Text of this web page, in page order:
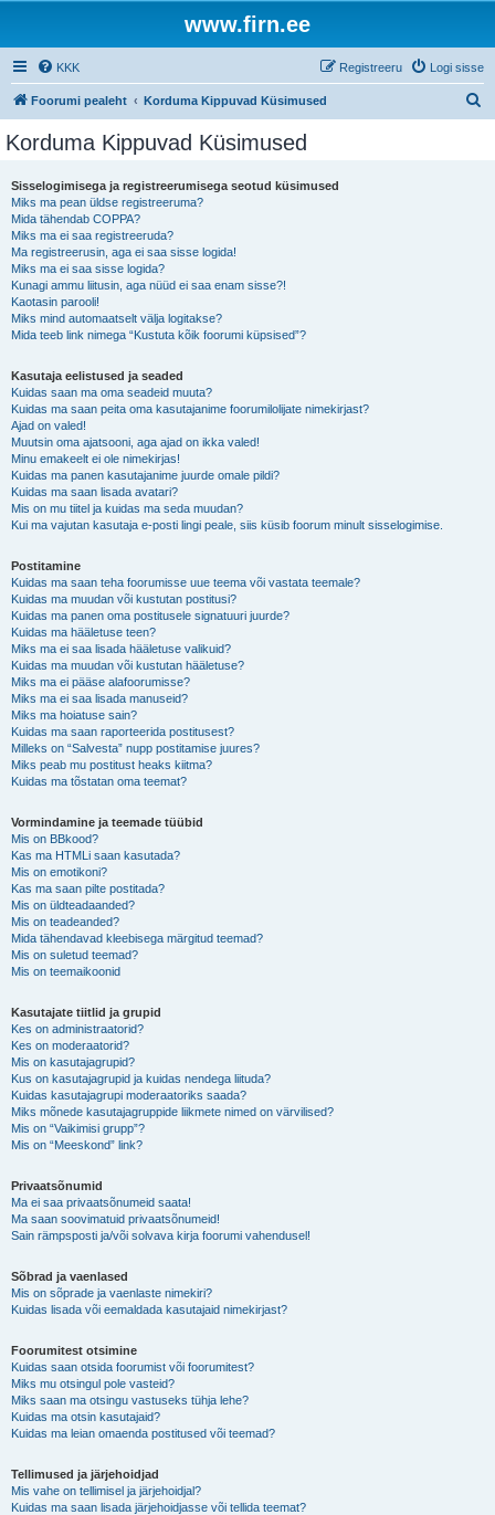
www.firn.ee
KKK Logi sisse
Registreeru
Foorumi pealeht Korduma Kippuvad Küsimused
Korduma Kippuvad Küsimused
Sisselogimisega ja registreerumisega seotud küsimused
Miks ma pean üldse registreeruma?
Mida tähendab COPPA?
Miks ma ei saa registreeruda?
Ma registreerusin, aga ei saa sisse logida!
Miks ma ei saa sisse logida?
Kunagi ammu liitusin, aga nüüd ei saa enam sisse?!
Kaotasin parooli!
Miks mind automaatselt välja logitakse?
Mida teeb link nimega “Kustuta kõik foorumi küpsised”?
Kasutaja eelistused ja seaded
Kuidas saan ma oma seadeid muuta?
Kuidas ma saan peita oma kasutajanime foorumilolijate nimekirjast?
Ajad on valed!
Muutsin oma ajatsooni, aga ajad on ikka valed!
Minu emakeelt ei ole nimekirjas!
Kuidas ma panen kasutajanime juurde omale pildi?
Kuidas ma saan lisada avatari?
Mis on mu tiitel ja kuidas ma seda muudan?
Kui ma vajutan kasutaja e-posti lingi peale, siis küsib foorum minult sisselogimise.
Postitamine
Kuidas ma saan teha foorumisse uue teema või vastata teemale?
Kuidas ma muudan või kustutan postitusi?
Kuidas ma panen oma postitusele signatuuri juurde?
Kuidas ma hääletuse teen?
Miks ma ei saa lisada hääletuse valikuid?
Kuidas ma muudan või kustutan hääletuse?
Miks ma ei pääse alafoorumisse?
Miks ma ei saa lisada manuseid?
Miks ma hoiatuse sain?
Kuidas ma saan raporteerida postitusest?
Milleks on “Salvesta” nupp postitamise juures?
Miks peab mu postitust heaks kiitma?
Kuidas ma tõstatan oma teemat?
Vormindamine ja teemade tüübid
Mis on BBkood?
Kas ma HTMLi saan kasutada?
Mis on emotikoni?
Kas ma saan pilte postitada?
Mis on üldteadaanded?
Mis on teadeanded?
Mida tähendavad kleebisega märgitud teemad?
Mis on suletud teemad?
Mis on teemaikoonid
Kasutajate tiitlid ja grupid
Kes on administraatorid?
Kes on moderaatorid?
Mis on kasutajagrupid?
Kus on kasutajagrupid ja kuidas nendega liituda?
Kuidas kasutajagrupi moderaatoriks saada?
Miks mõnede kasutajagruppide liikmete nimed on värvilised?
Mis on “Vaikimisi grupp”?
Mis on “Meeskond” link?
Privaatsõnumid
Ma ei saa privaatsõnumeid saata!
Ma saan soovimatuid privaatsõnumeid!
Sain rämpsposti ja/või solvava kirja foorumi vahendusel!
Sõbrad ja vaenlased
Mis on sõprade ja vaenlaste nimekiri?
Kuidas lisada või eemaldada kasutajaid nimekirjast?
Foorumitest otsimine
Kuidas saan otsida foorumist või foorumitest?
Miks mu otsingul pole vasteid?
Miks saan ma otsingu vastuseks tühja lehe?
Kuidas ma otsin kasutajaid?
Kuidas ma leian omaenda postitused või teemad?
Tellimused ja järjehoidjad
Mis vahe on tellimisel ja järjehoidjal?
Kuidas ma saan lisada järjehoidjasse või tellida teemat?